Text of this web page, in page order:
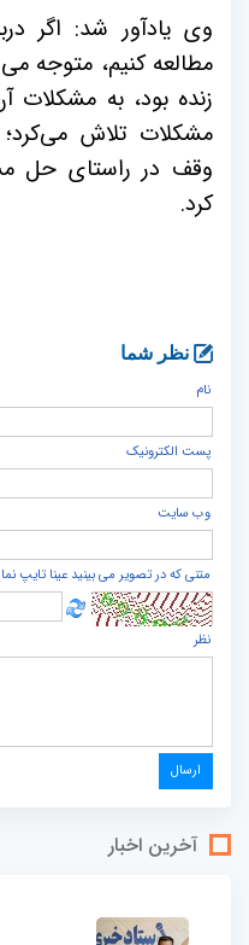
وی یادآور شد: اگر
مطالعه کنیم، متوجه
زنده بود، به مشکلات
مشکلات تلاش می‌کرد؛
وقف در راستای حل
کرد.
نظر شما
نام
پست الكترونيک
وب سایت
متنی که در تصویر می بینید عینا تایپ
نظر
آخرین اخبار